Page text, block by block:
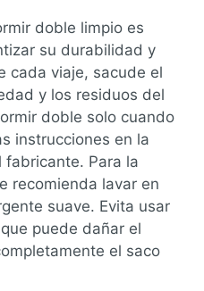
doble limpio es
su durabilidad y
cada viaje, sacude el
y los residuos del
doble solo cuando
instrucciones en la
Para la
recomienda lavar en
suave. Evita usar
puede dañar el
el saco